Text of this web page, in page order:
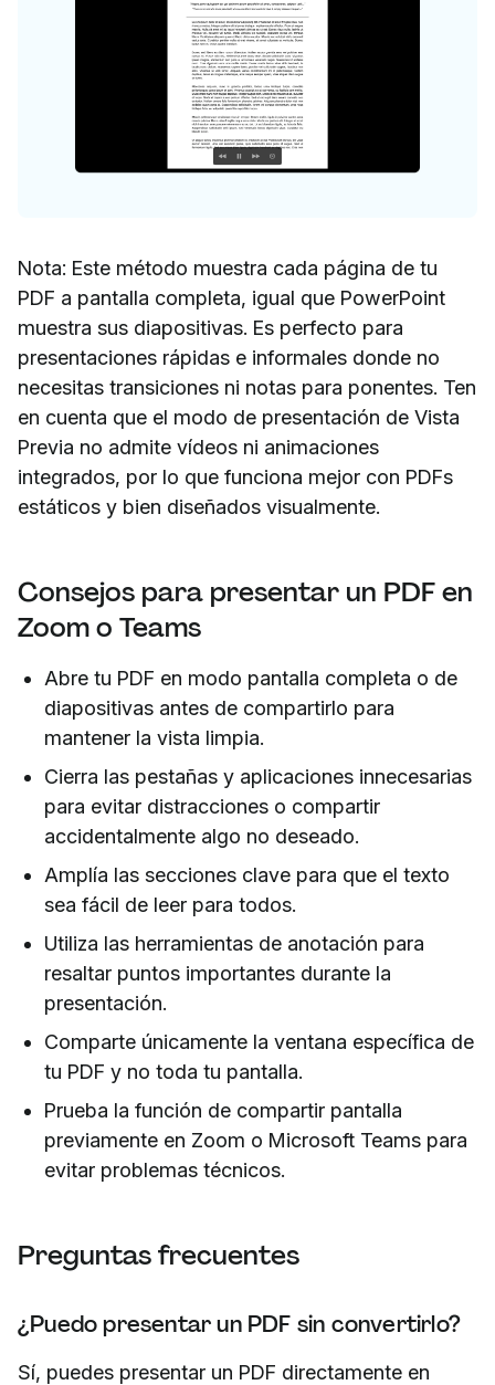
Nota: Este método muestra cada página de tu
PDF a pantalla completa, igual que PowerPoint
muestra sus diapositivas. Es perfecto para
presentaciones rápidas e informales donde no
necesitas transiciones ni notas para ponentes. Ten
en cuenta que el modo de presentación de Vista
Previa no admite vídeos ni animaciones
integrados, por lo que funciona mejor con PDFs
estáticos y bien diseñados visualmente.
Consejos para presentar un PDF en
Zoom o Teams
Abre tu PDF en modo pantalla completa o de
diapositivas antes de compartirlo para
mantener la vista limpia.
Cierra las pestañas y aplicaciones innecesarias
para evitar distracciones o compartir
accidentalmente algo no deseado.
Amplía las secciones clave para que el texto
sea fácil de leer para todos.
Utiliza las herramientas de anotación para
resaltar puntos importantes durante la
presentación.
Comparte únicamente la ventana específica de
tu PDF y no toda tu pantalla.
Prueba la función de compartir pantalla
previamente en Zoom o Microsoft Teams para
evitar problemas técnicos.
Preguntas frecuentes
¿Puedo presentar un PDF sin convertirlo?
Sí, puedes presentar un PDF directamente en